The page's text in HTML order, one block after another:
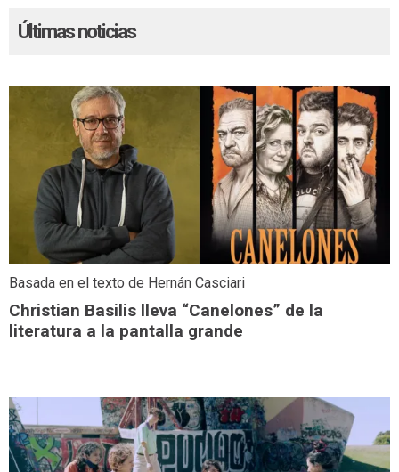
Últimas noticias
Basada en el texto de Hernán Casciari
Christian Basilis lleva “Canelones” de la
literatura a la pantalla grande